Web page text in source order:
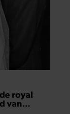
royal
van